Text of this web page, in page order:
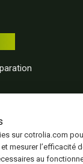
sur cotrolia.com
mesurer l’efficacité
au